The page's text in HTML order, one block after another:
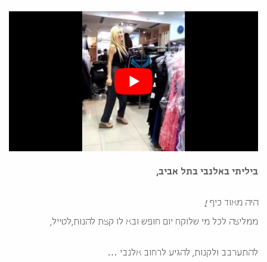
ביליתי באלנבי בתל אביב,
היה מאוד כיף!
ממליצה לכל מי שלוקח יום חופש ובא לו קצת להנות,לטייל,
להתערבב ולקנות, להגיע לרחוב אלנבי …